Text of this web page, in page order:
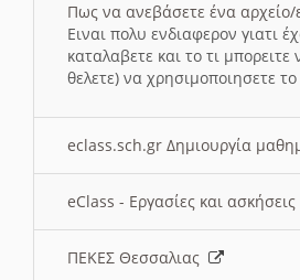
Πως να ανεβάσετε ένα
Ειναι πολυ ενδιαφερον γιατι
καταλαβετε και το τι
θελετε) να χρησιμοποιησετε
eclass.sch.gr Δημιουργία
eClass - Εργασίες και ασκήσεις
ΠΕΚΕΣ Θεσσαλιας